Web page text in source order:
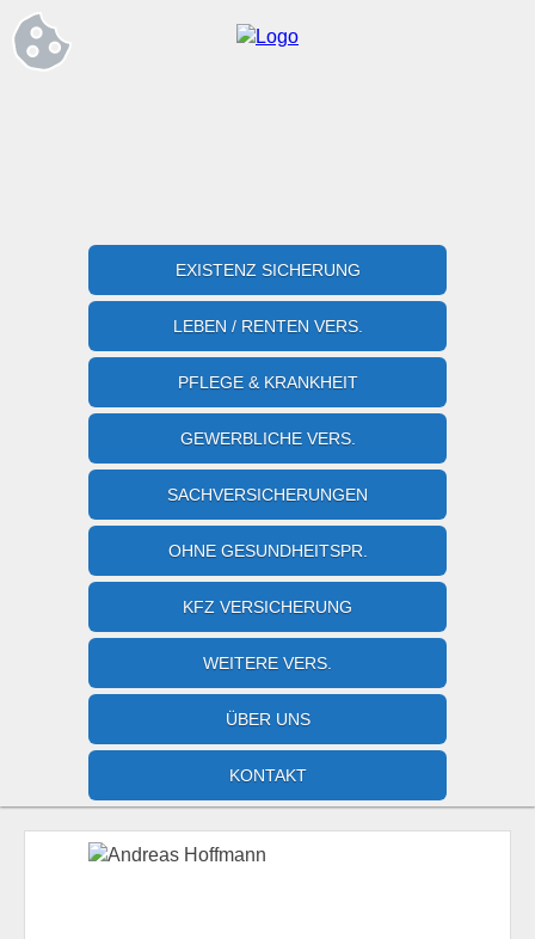
EXISTENZ SICHERUNG
LEBEN / RENTEN VERS.
PFLEGE & KRANKHEIT
GEWERBLICHE VERS.
SACHVERSICHERUNGEN
OHNE GESUNDHEITSPR.
KFZ VERSICHERUNG
WEITERE VERS.
ÜBER UNS
KONTAKT